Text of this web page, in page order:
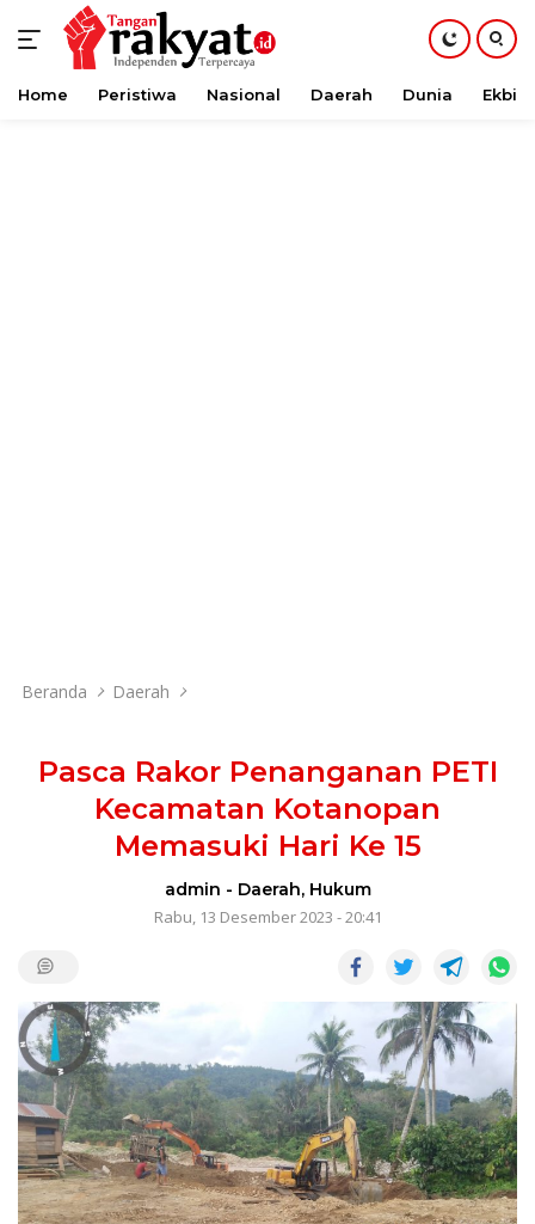
Langsung
Home Peristiwa Nasional Daerah Dunia Ekbis
Beranda Daerah
Pasca Rakor Penanganan PETI
Kecamatan Kotanopan
Memasuki Hari Ke 15
admin - Daerah, Hukum
Rabu, 13 Desember 2023 - 20:41